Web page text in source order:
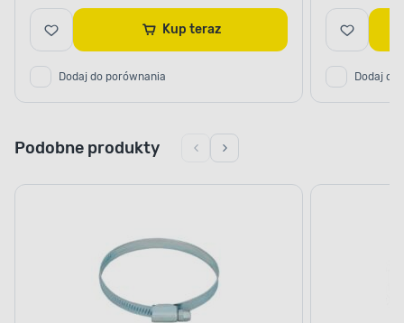
Kup teraz
Dodaj do porównania Dodaj do
Podobne produkty